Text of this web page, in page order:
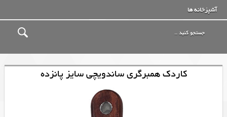
آشپزخانه ها
کاردک همبرگری ساندویچی سایز پانزده